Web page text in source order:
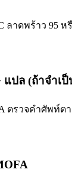
ลาดพร้าว 95
แปล (ถ้าจำเป็
ตรวจคำศัพท์ต